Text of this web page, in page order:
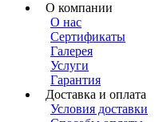
О компании
О нас
Сертификаты
Галерея
Услуги
Гарантия
Доставка и оплата
Условия доставки